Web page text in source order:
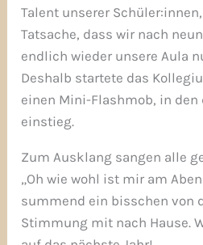
Talent unserer
Tatsache, dass wir nach
endlich wieder unsere Aula
Deshalb startete das
einen Mini-Flashmob, in
einstieg.
Zum Ausklang sangen alle
„Oh wie wohl ist mir am
summend ein bisschen von
Stimmung mit nach Hause.